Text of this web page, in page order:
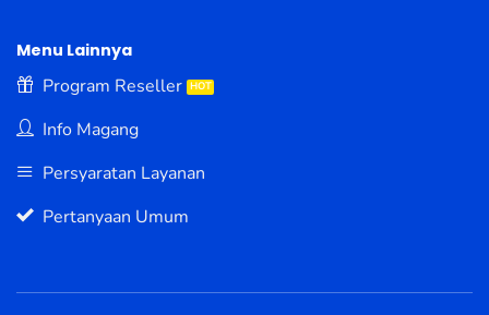
Menu Lainnya
Program Reseller
Info Magang
Persyaratan Layanan
Pertanyaan Umum